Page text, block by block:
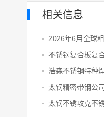
相关信息
2026年6月全球
不锈钢复合板复
浩森不锈钢特种
太钢精密带钢公
太钢不锈攻克不